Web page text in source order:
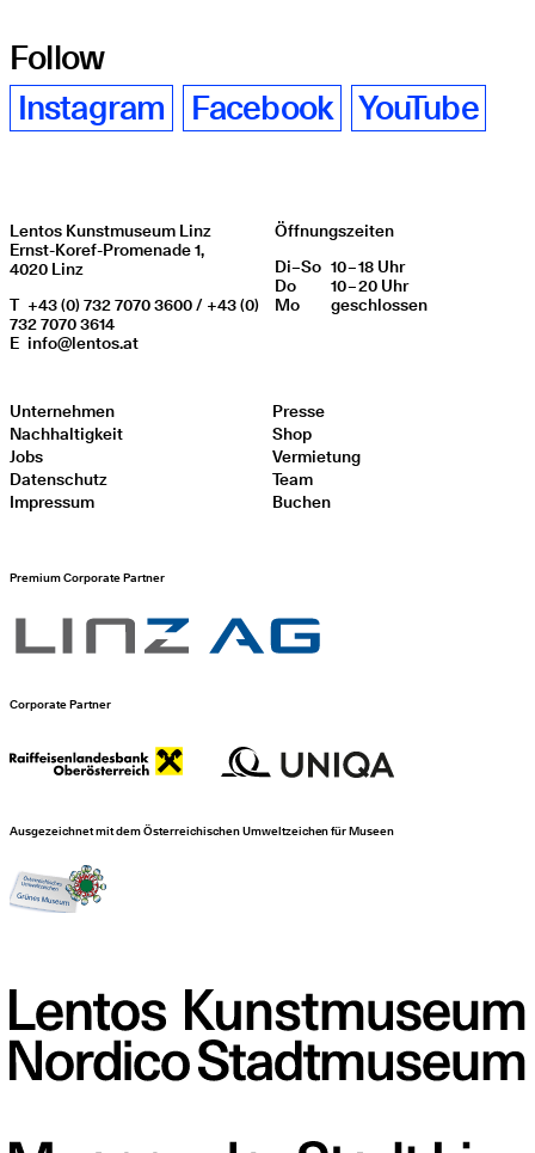
Follow
Instagram
Facebook YouTube
Lentos Kunstmuseum Linz
Ernst-Koref-Promenade 1,
4020 Linz
T +43 (0) 732 7070 3600 / +43 (0)
732 7070 3614
E info@lentos.at
Öffnungszeiten
WochentagÖffnungszeiten
Di–So 10 – 18 Uhr
Do
10 – 20 Uhr
Mo
geschlos­sen
Unternehmen
Nachhaltigkeit
Jobs
Datenschutz
Impressum
Presse
Shop
Vermietung
Team
Buchen
Premium Corporate Partner
Corporate Partner
Ausgezeichnet mit dem Österreichischen Umweltzeichen für Museen